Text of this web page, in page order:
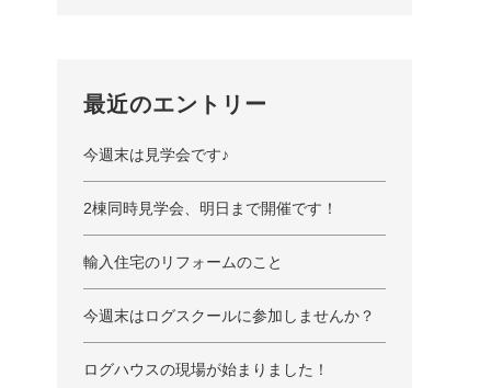
最近のエントリー
今週末は見学会です♪
2棟同時見学会、明日まで開催です！
輸入住宅のリフォームのこと
今週末はログスクールに参加しませんか？
ログハウスの現場が始まりました！